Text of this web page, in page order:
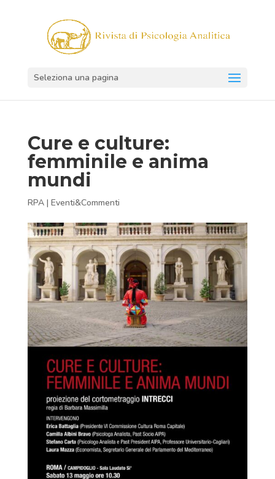
Seleziona una pagina
Cure e culture:
femminile e anima
mundi
RPA| Eventi&Commenti